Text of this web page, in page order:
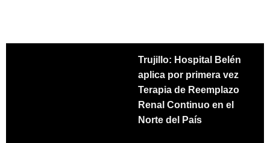
Trujillo: Hospital Belén
aplica por primera vez
Terapia de Reemplazo
Renal Continuo en el
Norte del País